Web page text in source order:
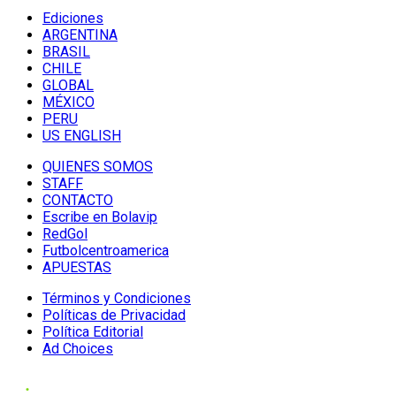
Ediciones
ARGENTINA
BRASIL
CHILE
GLOBAL
MÉXICO
PERU
US ENGLISH
QUIENES SOMOS
STAFF
CONTACTO
Escribe en Bolavip
RedGol
Futbolcentroamerica
APUESTAS
Términos y Condiciones
Políticas de Privacidad
Política Editorial
Ad Choices